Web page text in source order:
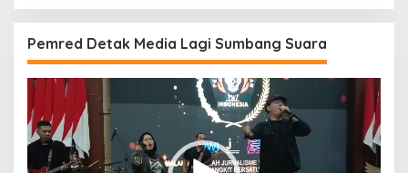
Pemred Detak Media Lagi Sumbang Suara
Pemutar
Video